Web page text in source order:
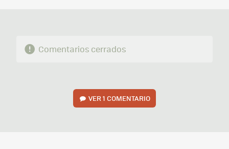
Comentarios cerrados
VER1 COMENTARIO